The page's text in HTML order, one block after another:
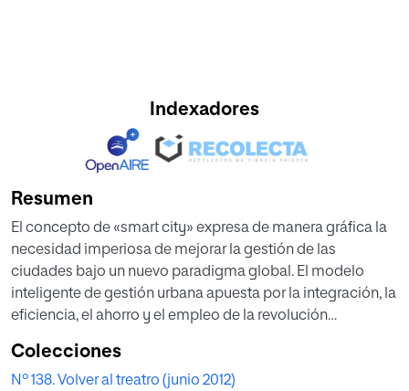
Indexadores
Resumen
El concepto de «smart city» expresa de manera gráfica la
necesidad imperiosa de mejorar la gestión de las
ciudades bajo un nuevo paradigma global. El modelo
inteligente de gestión urbana apuesta por la integración, la
eficiencia, el ahorro y el empleo de la revolución
manera, el carácter de «smart city» está en función a la
calidad del liderazgo y la gestión, elementos que a la
Colecciones
Nº 138. Volver al treatro (junio 2012)